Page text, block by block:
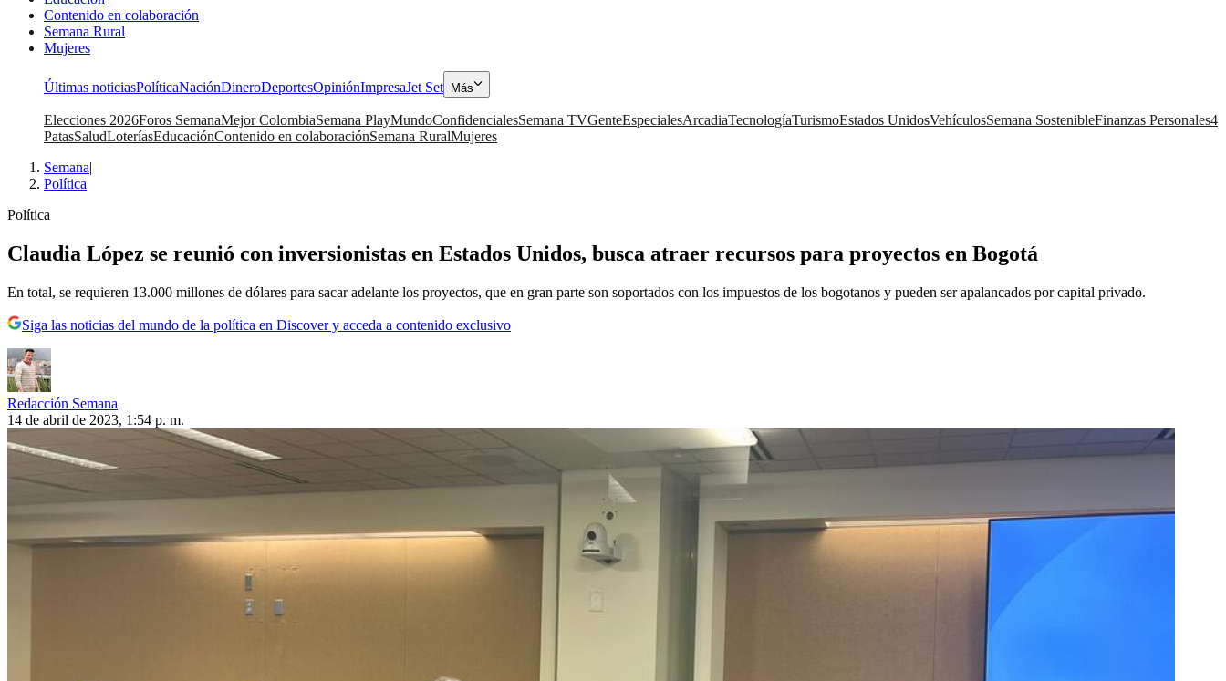
Contenido en colaboración
Semana Rural
Mujeres
Últimas noticiasPolíticaNaciónDineroDeportesOpiniónImpresaJet Set Más
Elecciones 2026Foros SemanaMejor ColombiaSemana PlayMundoConfidencialesSemana TVGenteEspecialesArcadiaTecnologíaTurismoEstados UnidosVehículosSemana SostenibleFinanzas Personales4
PatasSaludLoteríasEducaciónContenido en colaboraciónSemana RuralMujeres
Semana|
Política
Política
Claudia López se reunió con inversionistas en Estados Unidos, busca atraer recursos para proyectos en Bogotá
En total, se requieren 13.000 millones de dólares para sacar adelante los proyectos, que en gran parte son soportados con los impuestos de los bogotanos y pueden ser apalancados por capital privado.
Siga las noticias del mundo de la política en Discover y acceda a contenido exclusivo
Redacción Semana
14 de abril de 2023, 1:54 p. m.